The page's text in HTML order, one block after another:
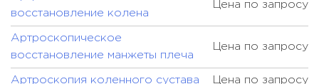
цитогенетическим анализом
Цена по запросу
Биопсия легких Цена по запросу
Биопсия молочной железы Цена по запросу
восстановление колена
Цена по запросу
Артроскопическое
восстановление манжеты плеча
Цена по запросу
Артроскопия коленного сустава Цена по запросу